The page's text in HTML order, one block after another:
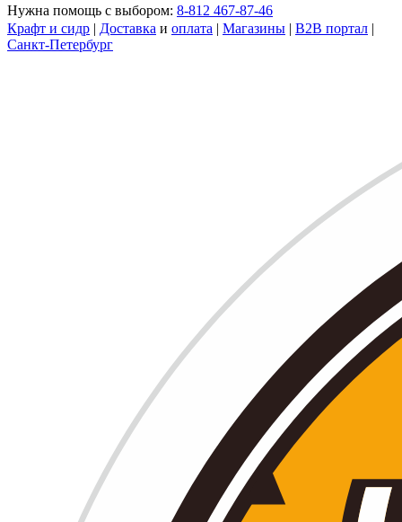
Нужна помощь с выбором: 8-812 467-87-46
Крафт и сидр | Доставка и оплата | Магазины | B2B портал |
Санкт-Петербург